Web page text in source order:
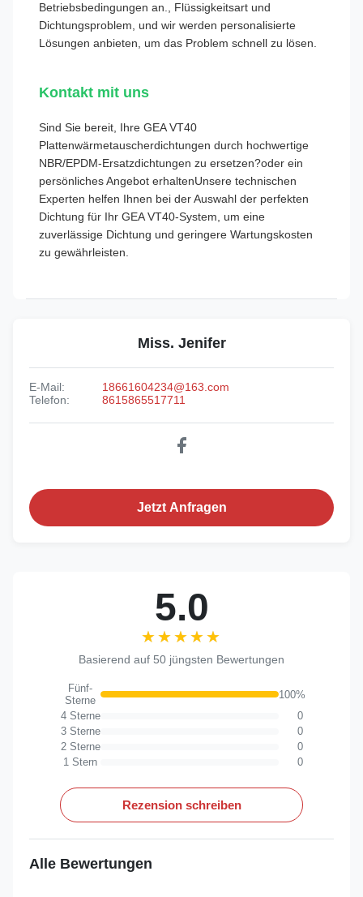
Betriebsbedingungen an., Flüssigkeitsart und
Dichtungsproblem, und wir werden personalisierte
Lösungen anbieten, um das Problem schnell zu lösen.
Kontakt mit uns
Sind Sie bereit, Ihre GEA VT40
Plattenwärmetauscherdichtungen durch hochwertige
NBR/EPDM-Ersatzdichtungen zu ersetzen?oder ein
persönliches Angebot erhaltenUnsere technischen
Experten helfen Ihnen bei der Auswahl der perfekten
Dichtung für Ihr GEA VT40-System, um eine
zuverlässige Dichtung und geringere Wartungskosten
zu gewährleisten.
Miss. Jenifer
E-Mail:
18661604234@163.com
Telefon:
8615865517711
Jetzt Anfragen
5.0
★★★★★
★★★★★
Basierend auf 50 jüngsten Bewertungen
Fünf-
Sterne
100%
4 Sterne
0
3 Sterne
0
2 Sterne
0
1 Stern
0
Rezension schreiben
Alle Bewertungen